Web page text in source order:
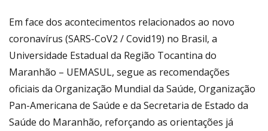
Em face dos acontecimentos relacionados ao novo
coronavírus (SARS-CoV2 / Covid19) no Brasil, a
Universidade Estadual da Região Tocantina do
Maranhão – UEMASUL, segue as recomendações
oficiais da Organização Mundial da Saúde, Organização
Pan-Americana de Saúde e da Secretaria de Estado da
Saúde do Maranhão, reforçando as orientações já